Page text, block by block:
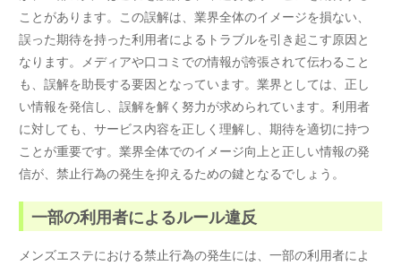
ことがあります。この誤解は、業界全体のイメージを損ない、
誤った期待を持った利用者によるトラブルを引き起こす原因と
なります。メディアや口コミでの情報が誇張されて伝わること
も、誤解を助長する要因となっています。業界としては、正し
い情報を発信し、誤解を解く努力が求められています。利用者
に対しても、サービス内容を正しく理解し、期待を適切に持つ
ことが重要です。業界全体でのイメージ向上と正しい情報の発
信が、禁止行為の発生を抑えるための鍵となるでしょう。
一部の利用者によるルール違反
メンズエステにおける禁止行為の発生には、一部の利用者によ